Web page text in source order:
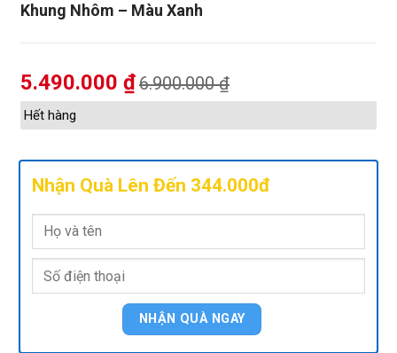
Khung Nhôm – Màu Xanh
5.490.000 ₫6.900.000₫
Hết hàng
Nhận Quà Lên Đến 344.000đ